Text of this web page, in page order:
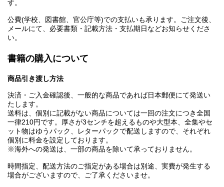
す。
公費(学校、図書館、官公庁等)での支払いも承ります。ご注文後、
メールにて、必要書類・記載方法・支払期日などお知らせくださ
い。
書籍の購入について
商品引き渡し方法
決済・ご入金確認後、一般的な商品であれば日本郵便にて発送い
たします。
送料は、個別に記載がない商品については一回の注文につき全国
一律210円です。厚さが3センチを超えるものや大型本、全集やセ
ット物はゆうパック、レターパックで配送しますので、それぞれ
個別に料金を設定しております。
※海外への発送は、一部の商品を除いて承っておりません。
時間指定、配送方法のご指定がある場合は別途、実費が発生する
場合がございますので、ご了承くださいませ。